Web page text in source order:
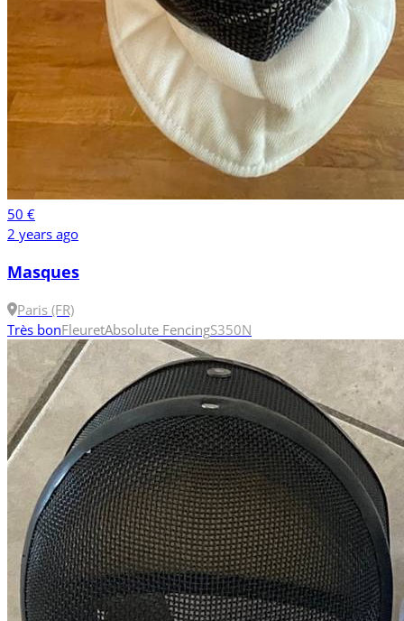
50 €
2 years ago
Masques
Paris (FR)
Très bonFleuretAbsolute FencingS350N